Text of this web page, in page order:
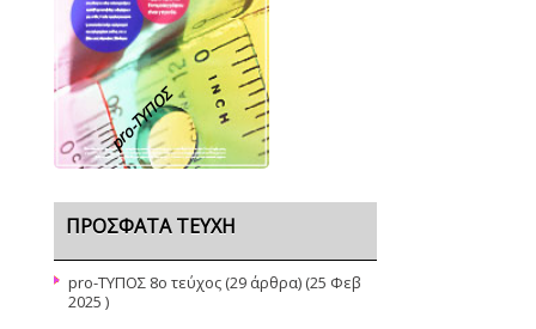
pro-TΥΠΟΣ
ΠΡΌΣΦΑΤΑ ΤΕΎΧΗ
pro-ΤΥΠΟΣ 8ο τεύχος (29 άρθρα) (25 Φεβ
2025 )